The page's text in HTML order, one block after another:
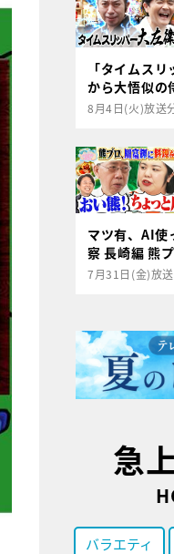
「タイムス
から大悟似の
8月4日(火)放送
マツ有、AI使
察 長崎編 熊
7月31日(金)放
急
バラエティ